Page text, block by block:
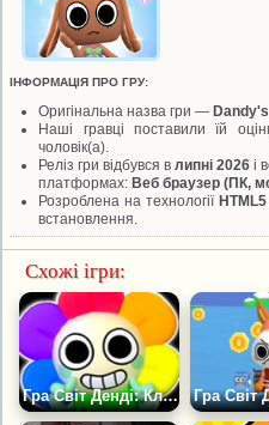
ІНФОРМАЦІЯ ПРО ГРУ:
Оригінальна назва гри —
Наші гравці поставили їй
чоловік(а).
Реліз гри відбувся влипні 2026 і
платформах:Веб браузер (ПК,
Розроблена на технології HTML5
встановлення.
Схожі ігри:
Гра Світ Денді: Клікер